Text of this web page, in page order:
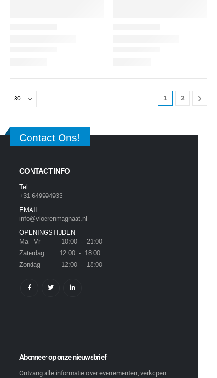
1 2
Contact Ons!
CONTACT INFO
Tel:
+31 649994933
EMAIL:
info@vloerenmagnaat.nl
OPENINGSTIJDEN
Ma - Vr 10:00 - 21:00
Zaterdag 12:00 - 18:00
Zondag 12:00 - 18:00
Abonneer op onze nieuwsbrief
Ontvang alle informatie over evenementen, verkopen